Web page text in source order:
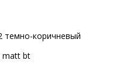
темно-коричневый
matt bt